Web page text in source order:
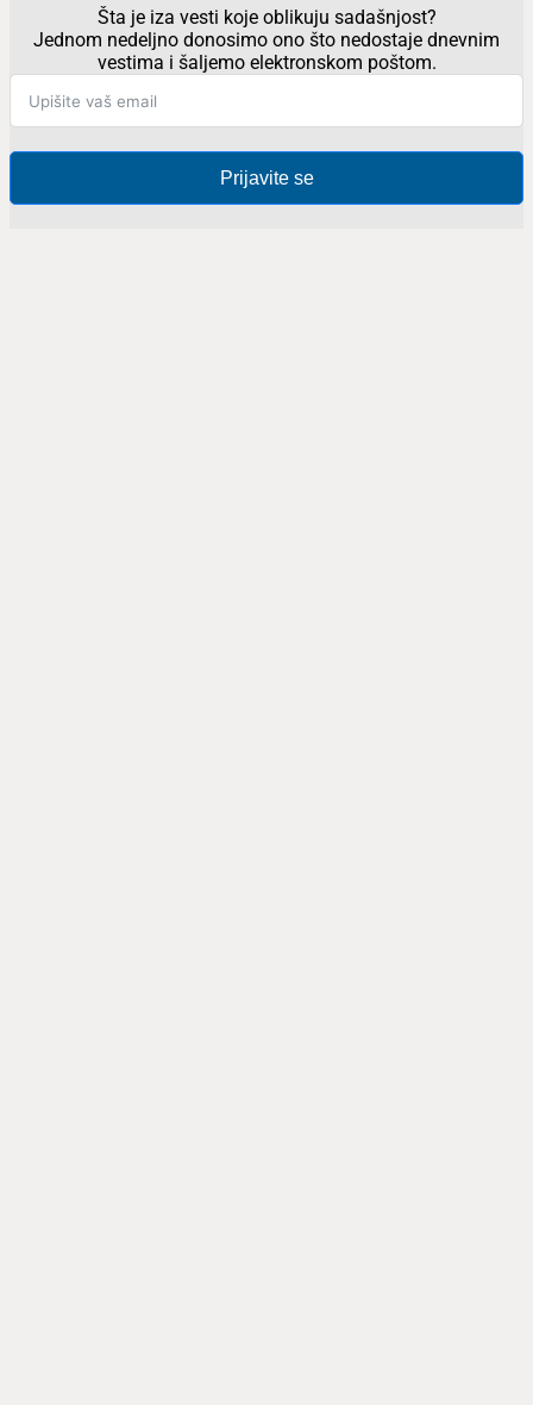
Šta je iza vesti koje oblikuju sadašnjost?
Jednom nedeljno donosimo ono što nedostaje dnevnim
vestima i šaljemo elektronskom poštom.
Prijavite se